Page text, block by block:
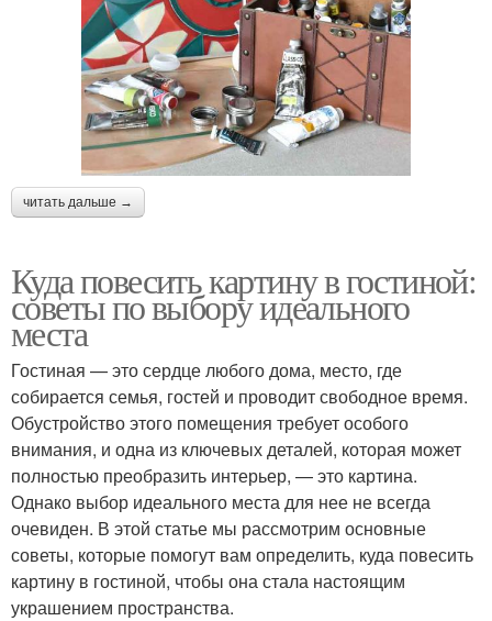
читать дальше →
Куда повесить картину в гостиной:
советы по выбору идеального
места
Гостиная — это сердце любого дома, место, где
собирается семья, гостей и проводит свободное время.
Обустройство этого помещения требует особого
внимания, и одна из ключевых деталей, которая может
полностью преобразить интерьер, — это картина.
Однако выбор идеального места для нее не всегда
очевиден. В этой статье мы рассмотрим основные
советы, которые помогут вам определить, куда повесить
картину в гостиной, чтобы она стала настоящим
украшением пространства.